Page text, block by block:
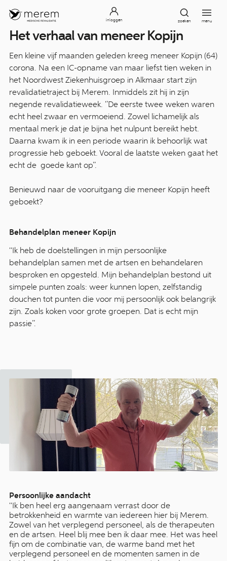
inloggen zoeken menu
Het verhaal van meneer Kopijn
Een kleine vijf maanden geleden kreeg meneer Kopijn (64)
corona. Na een IC-opname van maar liefst tien weken in
het Noordwest Ziekenhuisgroep in Alkmaar start zijn
revalidatietraject bij Merem. Inmiddels zit hij in zijn
negende revalidatieweek. ‘’De eerste twee weken waren
echt heel zwaar en vermoeiend. Zowel lichamelijk als
mentaal merk je dat je bijna het nulpunt bereikt hebt.
Daarna kwam ik in een periode waarin ik behoorlijk wat
progressie heb geboekt. Vooral de laatste weken gaat het
echt de goede kant op’’.
Benieuwd naar de vooruitgang die meneer Kopijn heeft
geboekt?
Behandelplan meneer Kopijn
''Ik heb de doelstellingen in mijn persoonlijke
behandelplan samen met de artsen en behandelaren
besproken en opgesteld. Mijn behandelplan bestond uit
simpele punten zoals: weer kunnen lopen, zelfstandig
douchen tot punten die voor mij persoonlijk ook belangrijk
zijn. Zoals koken voor grote groepen. Dat is echt mijn
passie’’.
Persoonlijke aandacht
''Ik ben heel erg aangenaam verrast door de
betrokkenheid en warmte van iedereen hier bij Merem.
Zowel van het verplegend personeel, als de therapeuten
en de artsen. Heel blij mee ben ik daar mee. Het was heel
fijn om de combinatie van, de warme band met het
verplegend personeel en de momenten samen in de